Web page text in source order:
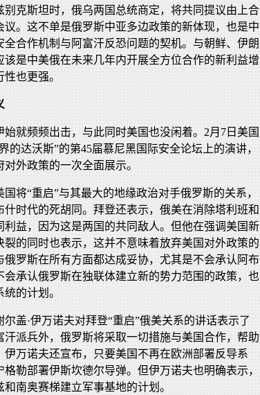
别克斯坦时，俄乌两国总统商定，将共同提议由上合
。这不单是俄罗斯中亚多边政策的新体现，也是中
全合作机制与阿富汗反恐问题的契机。与朝鲜、伊朗
是中美俄在未来几年内开展全方位合作的新利益增
性也更强。
始就频频出击，与此同时美国也没闲着。2月7日美国
的达沃斯”的第45届慕尼黑国际安全论坛上的演讲，
外政策的一次全面展示。
将“重启”与其最大的地缘政治对手俄罗斯的关系，
时代的死胡同。拜登还表示，俄美在消除塔利班和
利益，因为这是两国的共同敌人。但他在强调美国新
的同时也表示，这并不意味着放弃美国对外政策的
俄罗斯在所有方面都达成妥协，尤其是不会承认阿布
会承认俄罗斯在独联体建立新的势力范围的政策，也
统的计划。
盖·伊万诺夫对拜登“重启”俄美关系的讲话表示了
派兵外，俄罗斯将采取一切措施与美国合作，帮助
万诺夫还宣布，只要美国不再在欧洲部署反导系
勒部署伊斯坎德尔导弹。但伊万诺夫也明确表示，
南奥赛梯建立军事基地的计划。